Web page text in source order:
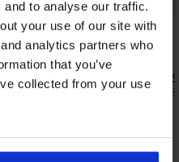
to analyse our traffic.
your use of our site with
analytics partners who
that you’ve
collected from your use
5
и кърмачки
Bestseller
Нощница
32,99 €